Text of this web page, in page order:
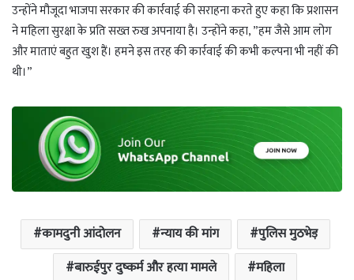
उन्होंने मौजूदा भाजपा सरकार की कार्रवाई की सराहना करते हुए कहा कि प्रशासन
ने महिला सुरक्षा के प्रति सख्त रुख अपनाया है। उन्होंने कहा, ”हम जैसे आम लोग
और माताएं बहुत खुश हैं। हमने इस तरह की कार्रवाई की कभी कल्पना भी नहीं की
थी।”
कामदुनी आंदोलन न्याय की मांग
पुलिस मुठभेड़
बारुईपुर दुष्कर्म और हत्या मामले
महिला